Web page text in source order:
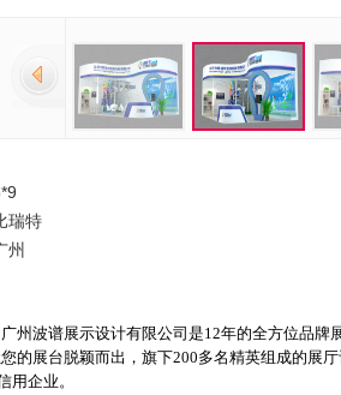
瑞特
州
广州波谱展示设计有限公司 是12年的全方位品牌
的展台脱颖而出，旗下200多名精英组成的展
用企业。